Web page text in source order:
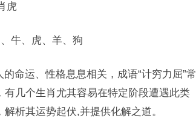
虎
牛、虎、羊、狗
命运、性格息息相关，成语“计穷力屈”常
几个生肖尤其容易在特定阶段遭遇此类
析其运势起伏,并提供化解之道。